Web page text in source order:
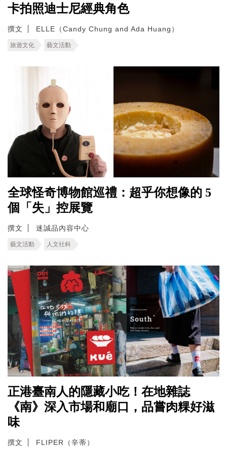
卡拍照迪士尼經典角色
撰文 ELLE（Candy Chung and Ada Huang）
旅遊文化 藝文活動
全球怪奇博物館巡禮：超乎你想像的 5
個「失」控展覽
撰文 迷誠品內容中心
藝文活動 人文社科
正港臺南人的隱藏小吃！在地雜誌
《南》深入市場和廟口，品嘗肉粿好滋
味
撰文 FLIPER（辛蒂）